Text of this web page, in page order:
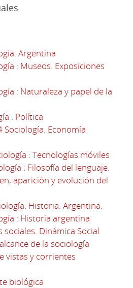
Argentina
: Museos. Exposiciones
: Naturaleza y papel de la
: Política
Economía
: Tecnologías móviles
: Filosofía del lenguaje.
aparición y evolución del
Historia. Argentina.
: Historia argentina
sociales. Dinámica Social
de la sociología
vistas y corrientes
biológica